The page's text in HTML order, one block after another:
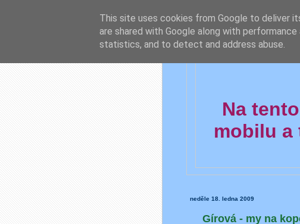
Na
mobilu a
neděle 18. ledna 2009
Gírová - my na
This site uses cookies from Google to deliver
are shared with Google along with
statistics, and to detect and address abuse.